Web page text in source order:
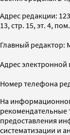
Адрес редакции:
13, стр. 15, эт. 4,
Главный редактор:
Адрес
Номер телефона
На
предоставления
систематизации и